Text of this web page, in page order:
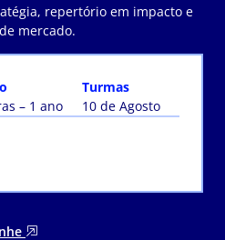
repertório em impacto e
mercado.
– 1 ano
Turmas
10 de Agosto